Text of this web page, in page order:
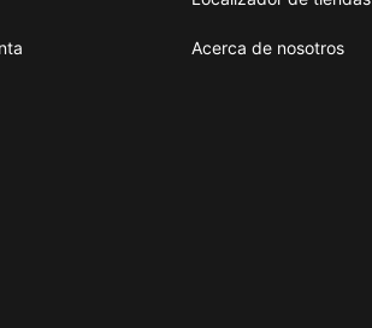
Acerca de nosotros